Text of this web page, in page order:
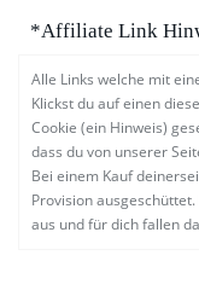
*Affiliate Link
Alle Links welche mit
Klickst du auf einen
Cookie (ein Hinweis)
dass du von unserer
Bei einem Kauf
Provision
aus und für dich fallen